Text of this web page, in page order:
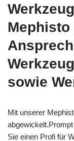
sowie
Mit unserer
Sie einen Profi für